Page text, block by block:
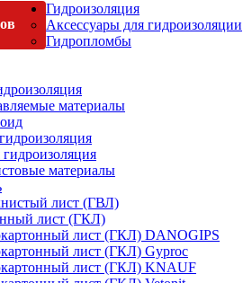
Гидроизоляция
Аксессуары для гидроизоляции
Гидропломбы
материалы
материалы
лист (ГВЛ)
лист (ГКЛ)
лист (ГКЛ) DANOGIPS
лист (ГКЛ) Gyproc
лист (ГКЛ) KNAUF